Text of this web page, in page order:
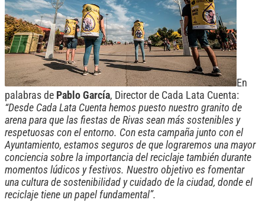
En
palabras de Pablo García, Director de Cada Lata Cuenta:
“Desde Cada Lata Cuenta hemos puesto nuestro granito de
arena para que las fiestas de Rivas sean más sostenibles y
respetuosas con el entorno. Con esta campaña junto con el
Ayuntamiento, estamos seguros de que lograremos una mayor
conciencia sobre la importancia del reciclaje también durante
momentos lúdicos y festivos. Nuestro objetivo es fomentar
una cultura de sostenibilidad y cuidado de la ciudad, donde el
reciclaje tiene un papel fundamental”.